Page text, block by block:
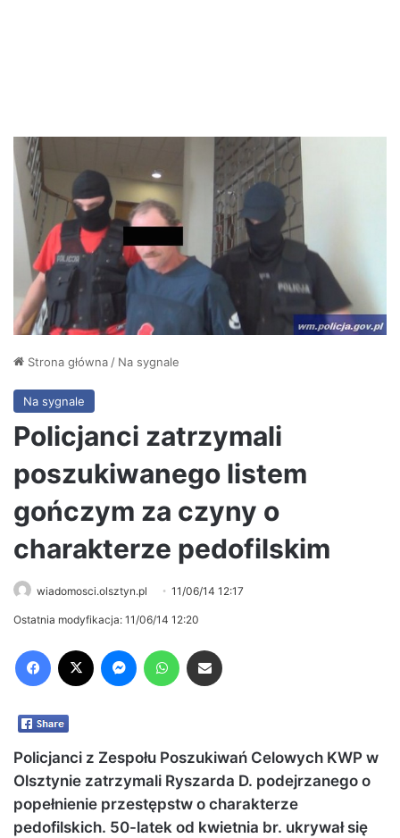
Strona główna / Na sygnale
Na sygnale
Policjanci zatrzymali
poszukiwanego listem
gończym za czyny o
charakterze pedofilskim
wiadomosci.olsztyn.pl 11/06/14 12:17
Ostatnia modyfikacja: 11/06/14 12:20
Policjanci z Zespołu Poszukiwań Celowych KWP w
Olsztynie zatrzymali Ryszarda D. podejrzanego o
popełnienie przestępstw o charakterze
pedofilskich. 50-latek od kwietnia br. ukrywał się